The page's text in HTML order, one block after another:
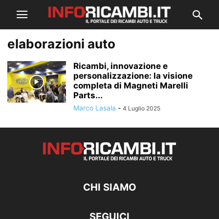
elaborazioni auto
Ricambi, innovazione e
personalizzazione: la visione
completa di Magneti Marelli
Parts...
Marco Lasala - 4 Luglio 2025
CHI SIAMO
SEGUICI